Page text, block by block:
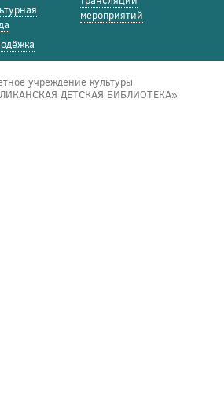
мероприятий
учреждение культуры
ДЕТСКАЯ БИБЛИОТЕКА»